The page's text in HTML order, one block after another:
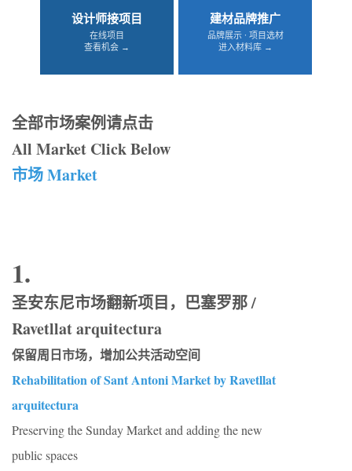
设计师接项目
在线项目
查看机会 →
建材品牌推广
品牌展示 · 项目选材
进入材料库 →
全部市场案例请点击
All Market Click Below
市场 Market
1.
圣安东尼市场翻新项目，巴塞罗那 /
Ravetllat arquitectura
保留周日市场，增加公共活动空间
Rehabilitation of Sant Antoni Market by Ravetllat
arquitectura
Preserving the Sunday Market and adding the new
public spaces